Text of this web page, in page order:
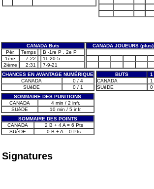
CANADA Buts CANADA JOUEURS (plus)
Pér.
Temps
B -1re P . 2e P
1ère
7:22
11-20-5
2ième
2:31
7-9-21
CHANCES EN AVANTAGE NUMÉRIQUE
CANADA
0 / 4
SUèDE
0 / 1
SOMMAIRE DES PUNITIONS
CANADA
4 min / 2 infr.
SUèDE
10 min / 5 infr.
SOMMAIRE DES POINTS
CANADA
2 B + 4 A = 6 Pts
SUèDE
0 B + A = 0 Pts
BUTS 1
CANADA
1
SUèDE
0
Signatures